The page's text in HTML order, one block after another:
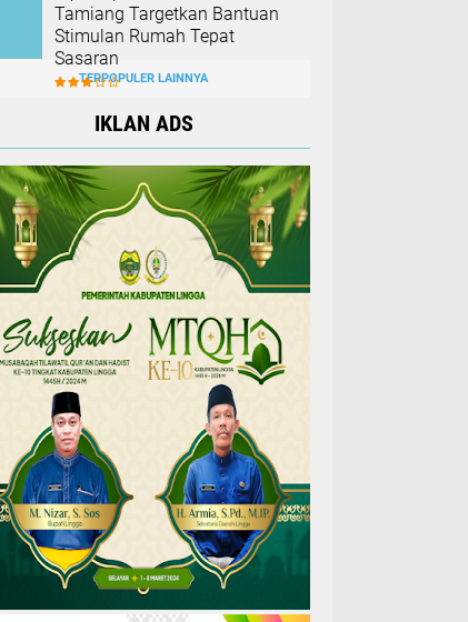
Tamiang Targetkan Bantuan
Stimulan Rumah Tepat
Sasaran
TERPOPULER LAINNYA
IKLAN ADS